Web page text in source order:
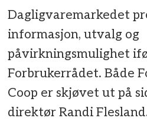
Dagligvaremarkedet
informasjon, utvalg og
påvirkningsmulighet
Forbrukerrådet. Både
Coop er skjøvet ut på
direktør Randi